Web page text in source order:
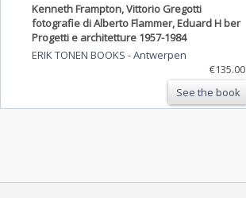
Kenneth Frampton, Vittorio Gregotti
fotografie di Alberto Flammer, Eduard H ber
Progetti e architetture 1957-1984
ERIK TONEN BOOKS -Antwerpen
€135.00
See the book